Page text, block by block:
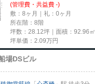
(管理費・共益費 -)
敷：8ヶ月｜礼：0ヶ月
所在階：8階
坪数：28.12坪｜面積：92.96㎡
坪単価： 2.09万円
場DSビル